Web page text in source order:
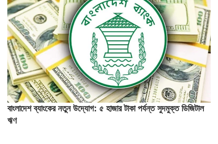
বাংলাদেশ ব্যাংকের নতুন উদ্যোগ: ৫ হাজার টাকা পর্যন্ত সুদমুক্ত ডিজিটাল
ঋণ